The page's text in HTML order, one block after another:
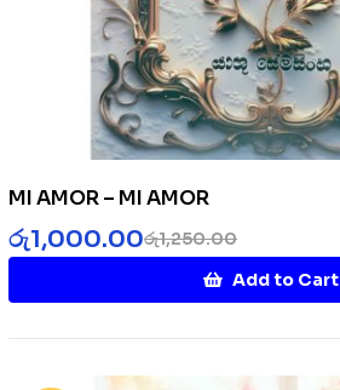
MI AMOR – MI AMOR
රු1,250.00
රු1,000.00
Add to Cart